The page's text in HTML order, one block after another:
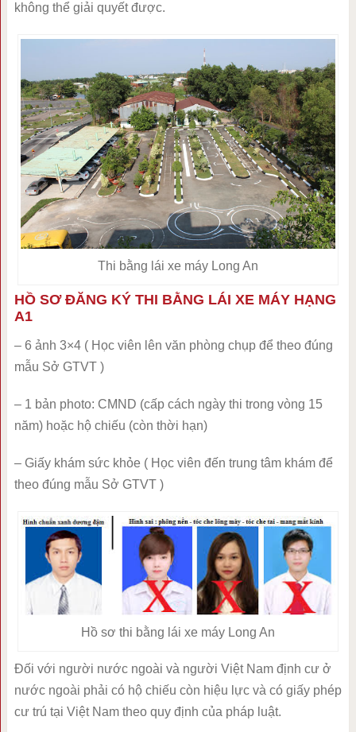
không thể giải quyết được.
Thi bằng lái xe máy Long An
HỒ SƠ ĐĂNG KÝ THI BẰNG LÁI XE MÁY HẠNG
A1
– 6 ảnh 3×4 ( Học viên lên văn phòng chụp để theo đúng
mẫu Sở GTVT )
– 1 bản photo: CMND (cấp cách ngày thi trong vòng 15
năm) hoặc hộ chiếu (còn thời hạn)
– Giấy khám sức khỏe ( Học viên đến trung tâm khám để
theo đúng mẫu Sở GTVT )
Hồ sơ thi bằng lái xe máy Long An
Đối với người nước ngoài và người Việt Nam định cư ở
nước ngoài phải có hộ chiếu còn hiệu lực và có giấy phép
cư trú tại Việt Nam theo quy định của pháp luật.